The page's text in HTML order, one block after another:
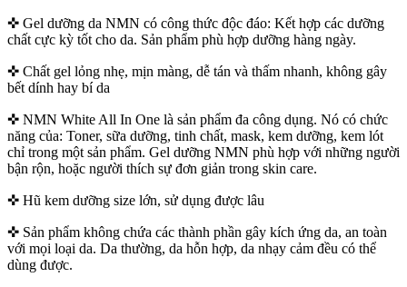
✜ Gel dưỡng da NMN có công thức độc đáo: Kết hợp các dưỡng
chất cực kỳ tốt cho da. Sản phẩm phù hợp dưỡng hàng ngày.
✜ Chất gel lỏng nhẹ, mịn màng, dễ tán và thấm nhanh, không gây
bết dính hay bí da
✜ NMN White All In One là sản phẩm đa công dụng. Nó có chức
năng của: Toner, sữa dưỡng, tinh chất, mask, kem dưỡng, kem lót
chỉ trong một sản phẩm. Gel dưỡng NMN phù hợp với những người
bận rộn, hoặc người thích sự đơn giản trong skin care.
✜ Hũ kem dưỡng size lớn, sử dụng được lâu
✜ Sản phẩm không chứa các thành phần gây kích ứng da, an toàn
với mọi loại da. Da thường, da hỗn hợp, da nhạy cảm đều có thể
dùng được.